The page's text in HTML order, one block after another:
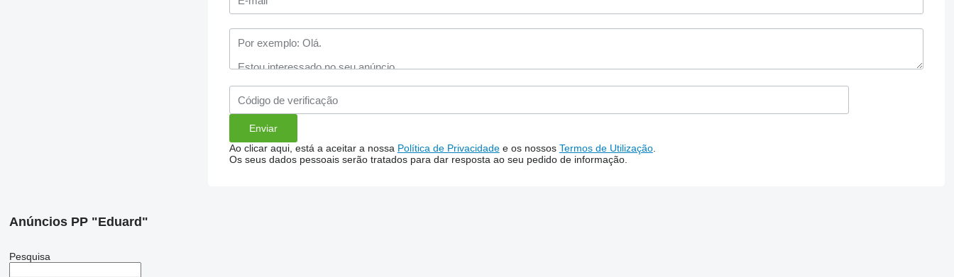
Ao clicar aqui, está a aceitar a nossa Política de Privacidadee os nossos Termos de Utilização.
Os seus dados pessoais serão tratados para dar resposta ao seu pedido de informação.
Anúncios PP "Eduard"
Pesquisa